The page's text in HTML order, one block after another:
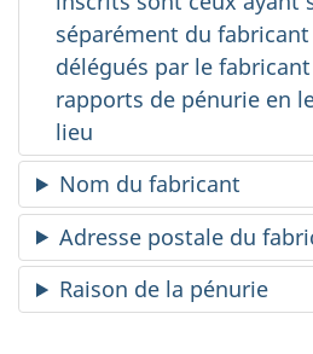
séparément du
délégués par le
rapports de pénurie en
lieu
Nom du fabricant
Adresse postale du
Raison de la pénurie